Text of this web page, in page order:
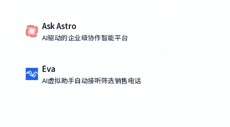
Ask Astro
AI驱动的企业级协作智能平台
Eva
AI虚拟助手自动接听筛选销售电话